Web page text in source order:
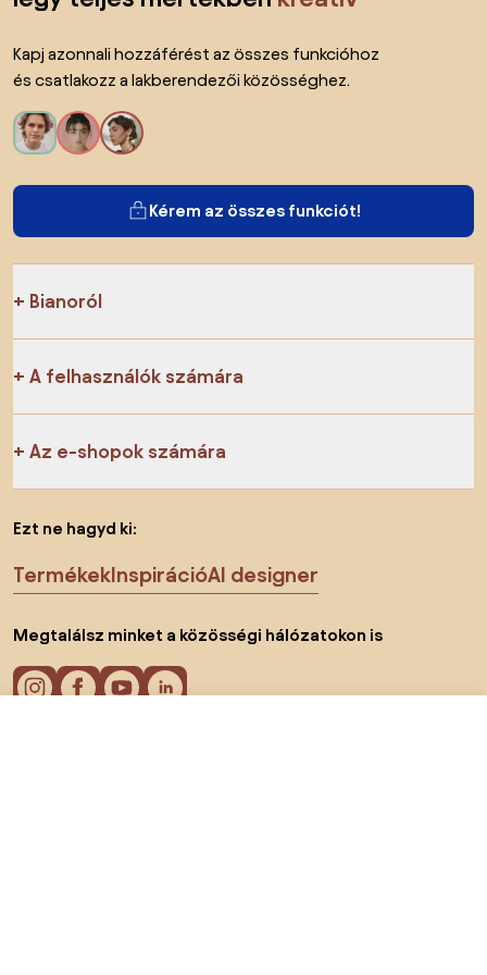
Kapj azonnali hozzáférést az összes funkcióhoz
és csatlakozz a lakberendezői közösséghez.
Kérem az összes funkciót!
Bianoról
A felhasználók számára
Az e-shopok számára
Ezt ne hagyd ki:
TermékekInspirációAI designer
Megtalálsz minket a közösségi hálózatokon is